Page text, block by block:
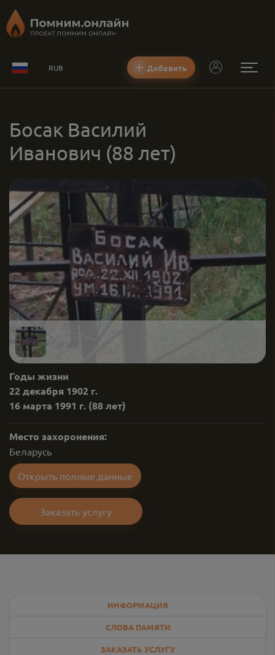
RUB Добавить
Босак Василий
Иванович (88 лет)
Годы жизни
22 декабря 1902 г.
16 марта 1991 г. (88 лет)
Место захоронения:
Беларусь
Открыть полные данные
Заказать услугу
ИНФОРМАЦИЯ
СЛОВА ПАМЯТИ
ЗАКАЗАТЬ УСЛУГУ